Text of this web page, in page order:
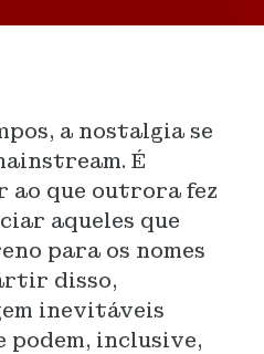
a nostalgia se
É
que outrora fez
aqueles que
para os nomes
disso,
inevitáveis
podem, inclusive,